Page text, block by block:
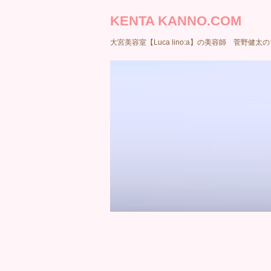
KENTA KANNO.COM
大宮美容室【Luca lino:a】の美容師 菅野健太の